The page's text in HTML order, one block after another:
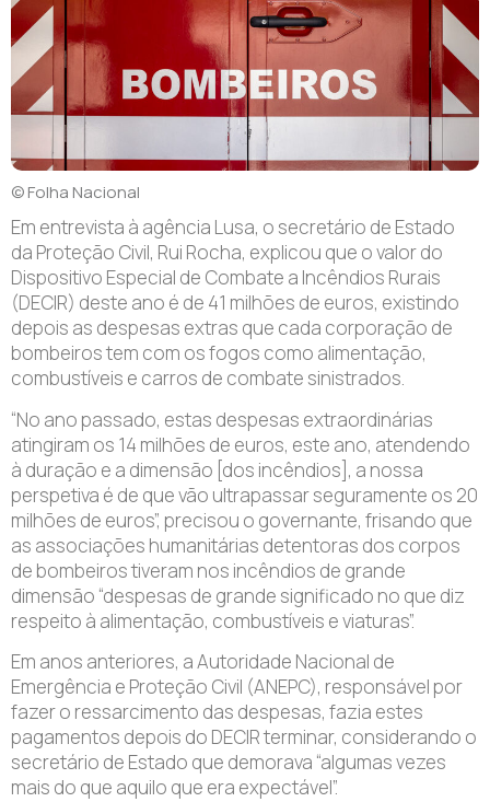
© Folha Nacional
Em entrevista à agência Lusa, o secretário de Estado
da Proteção Civil, Rui Rocha, explicou que o valor do
Dispositivo Especial de Combate a Incêndios Rurais
(DECIR) deste ano é de 41 milhões de euros, existindo
depois as despesas extras que cada corporação de
bombeiros tem com os fogos como alimentação,
combustíveis e carros de combate sinistrados.
“No ano passado, estas despesas extraordinárias
atingiram os 14 milhões de euros, este ano, atendendo
à duração e a dimensão [dos incêndios], a nossa
perspetiva é de que vão ultrapassar seguramente os 20
milhões de euros”, precisou o governante, frisando que
as associações humanitárias detentoras dos corpos
de bombeiros tiveram nos incêndios de grande
dimensão “despesas de grande significado no que diz
respeito à alimentação, combustíveis e viaturas”.
Em anos anteriores, a Autoridade Nacional de
Emergência e Proteção Civil (ANEPC), responsável por
fazer o ressarcimento das despesas, fazia estes
pagamentos depois do DECIR terminar, considerando o
secretário de Estado que demorava “algumas vezes
mais do que aquilo que era expectável”.